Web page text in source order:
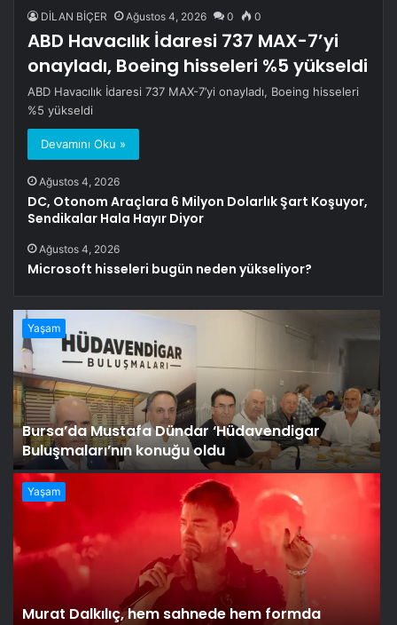
DİLAN BİÇER Ağustos 4, 2026 0 0
ABD Havacılık İdaresi 737 MAX-7’yi
onayladı, Boeing hisseleri %5 yükseldi
ABD Havacılık İdaresi 737 MAX-7’yi onayladı, Boeing hisseleri
%5 yükseldi
Devamını Oku »
Ağustos 4, 2026
DC, Otonom Araçlara 6 Milyon Dolarlık Şart Koşuyor,
Sendikalar Hala Hayır Diyor
Ağustos 4, 2026
Microsoft hisseleri bugün neden yükseliyor?
Yaşam
Bursa’da Mustafa Dündar ‘Hüdavendigar
Buluşmaları’nın konuğu oldu
Yaşam
Murat Dalkılıç, hem sahnede hem formda